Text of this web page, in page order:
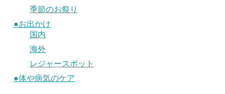
季節のお祭り
●お出かけ
国内
海外
レジャースポット
●体や病気のケア